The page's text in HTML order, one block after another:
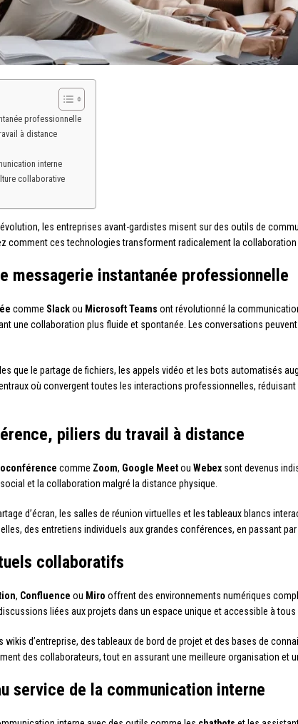
professionnelle
à distance
interne
collaborative
les entreprises avant-gardistes misent sur des outils de
comment ces technologies transforment radicalement la collaboration
messagerie instantanée professionnelle
comme Slackou Microsoft Teams ont révolutionné la
une collaboration plus fluide et spontanée. Les conversations
que le partage de fichiers, les appels vidéo et les bots automatisés
où convergent toutes les interactions professionnelles,
piliers du travail à distance
comme Zoom, Google Meetou Webex sont devenus
et la collaboration malgré la distance physique.
d’écran, les salles de réunion virtuelles et les tableaux blancs
des entretiens individuels aux grandes conférences, en passant
collaboratifs
, Confluence ou Miro offrent des environnements numériques
liées aux projets dans un espace unique et accessible à tous
d’entreprise, des tableaux de bord de projet et des bases de
des collaborateurs, tout en assurant une meilleure organisation et
service de la communication interne